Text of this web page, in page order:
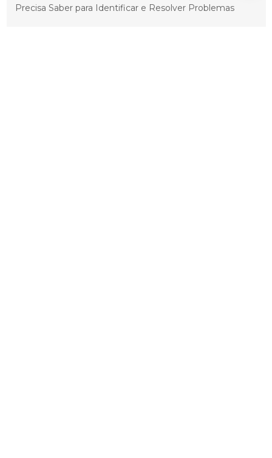
Precisa Saber para Identificar e Resolver Problemas